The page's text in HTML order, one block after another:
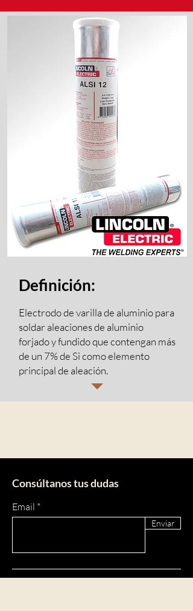
Definición:
Electrodo de varilla de aluminio para
soldar aleaciones de aluminio
forjado y fundido que contengan más
de un 7% de Si como elemento
principal de aleación.
Consúltanos tus dudas
Email
Enviar